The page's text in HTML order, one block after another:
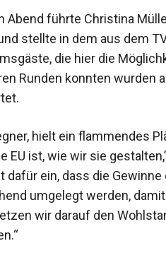
Abend führte Christina
stellte in dem aus dem
die hier die
Runden konnten wurden
hielt ein flammendes
EU ist, wie wir sie
dafür ein, dass die
umgelegt werden,
wir darauf den